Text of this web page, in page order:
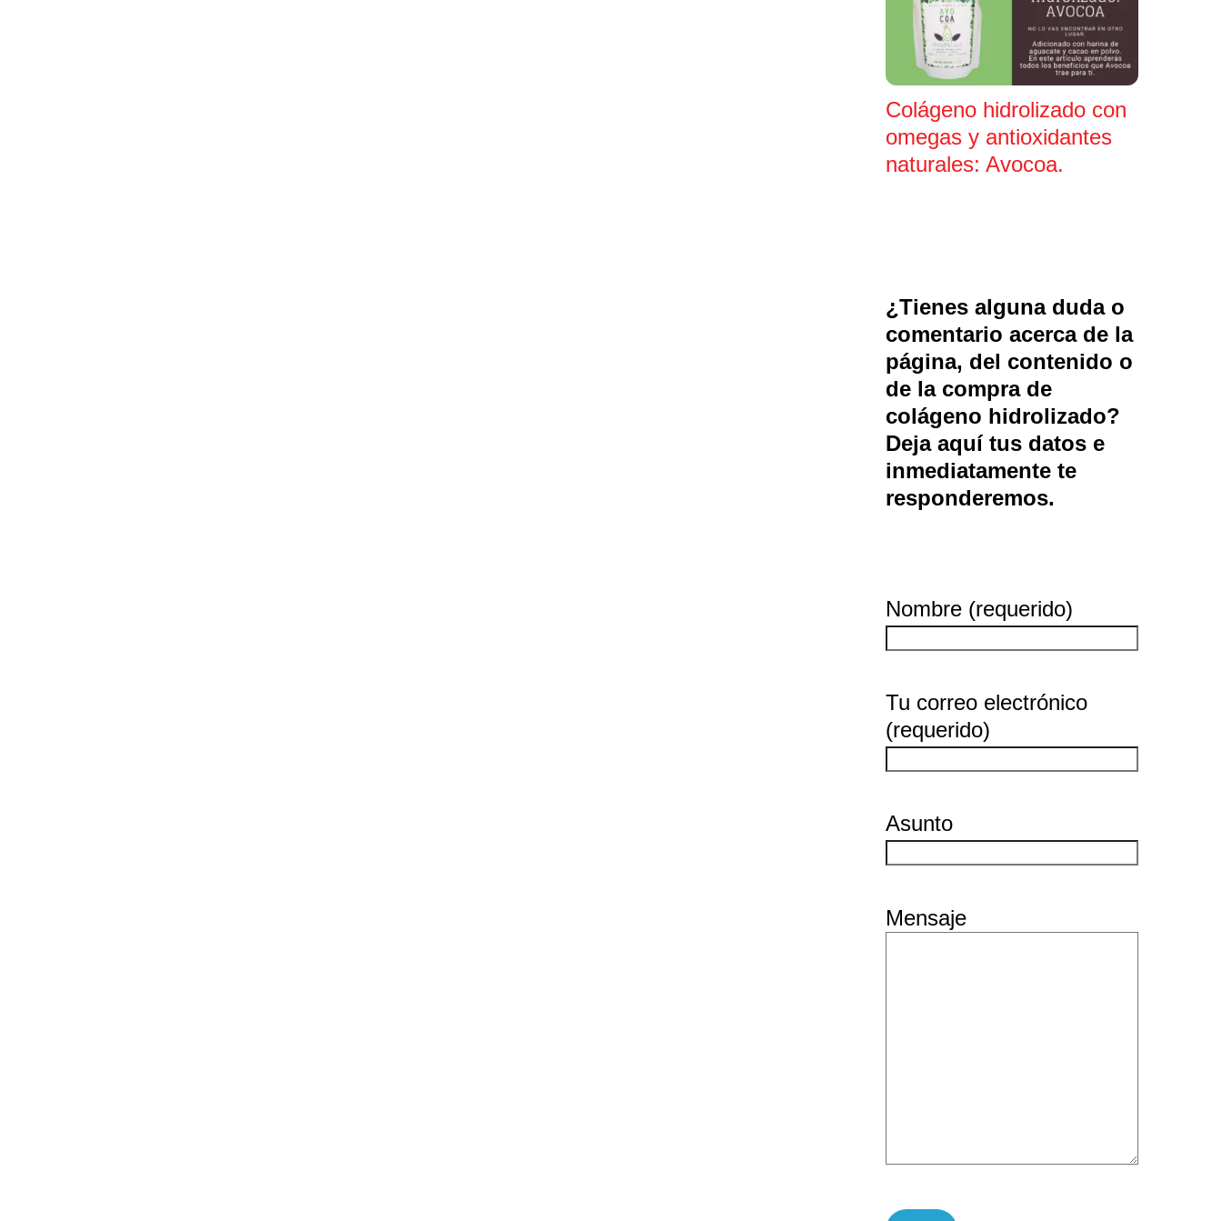
Colágeno hidrolizado con
omegas y antioxidantes
naturales: Avocoa.
¿Tienes alguna duda o
comentario acerca de la
página, del contenido o
de la compra de
colágeno hidrolizado?
Deja aquí tus datos e
inmediatamente te
responderemos.
Nombre (requerido)
Tu correo electrónico
(requerido)
Asunto
Mensaje